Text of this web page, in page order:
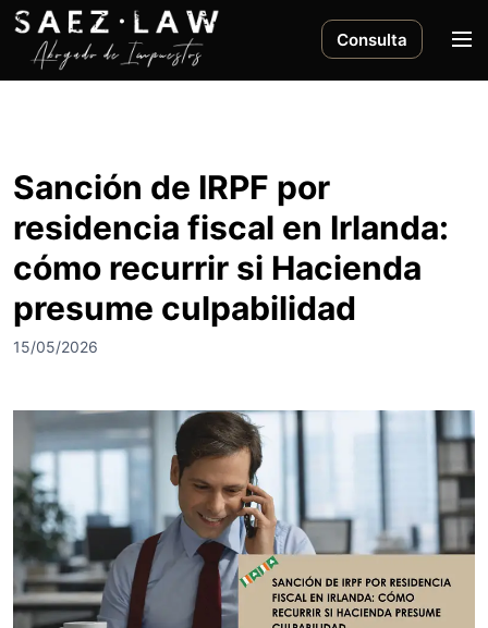
Consulta
M
Sanción de IRPF por
residencia fiscal en Irlanda:
cómo recurrir si Hacienda
presume culpabilidad
15/05/2026